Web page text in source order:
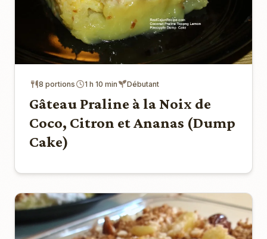
8 portions 1 h 10 min Débutant
Gâteau Praline à la Noix de
Coco, Citron et Ananas (Dump
Cake)